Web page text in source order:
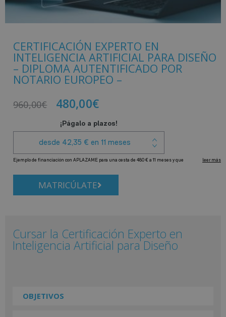
CERTIFICACIÓN EXPERTO EN
INTELIGENCIA ARTIFICIAL PARA DISEÑO
– DIPLOMA AUTENTIFICADO POR
NOTARIO EUROPEO –
960,00€ 480,00€
MATRICÚLATE
Cursar la Certificación Experto en
Inteligencia Artificial para Diseño
OBJETIVOS